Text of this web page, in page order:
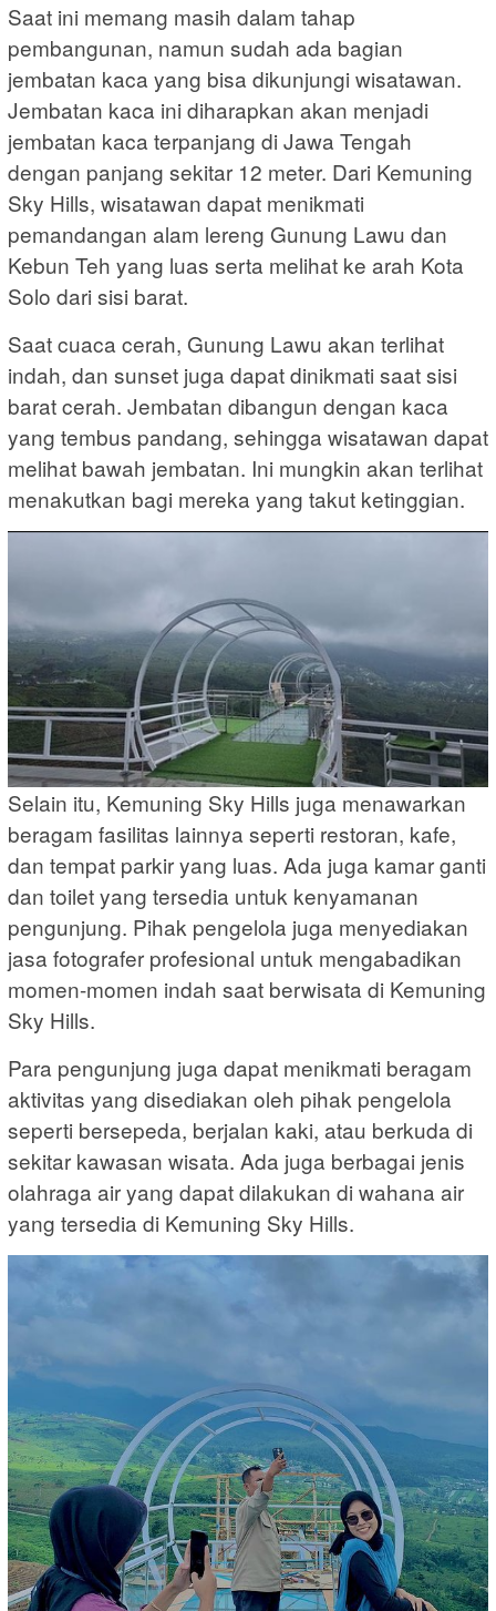
Saat ini memang masih dalam tahap
pembangunan, namun sudah ada bagian
jembatan kaca yang bisa dikunjungi wisatawan.
Jembatan kaca ini diharapkan akan menjadi
jembatan kaca terpanjang di Jawa Tengah
dengan panjang sekitar 12 meter. Dari Kemuning
Sky Hills, wisatawan dapat menikmati
pemandangan alam lereng Gunung Lawu dan
Kebun Teh yang luas serta melihat ke arah Kota
Solo dari sisi barat.
Saat cuaca cerah, Gunung Lawu akan terlihat
indah, dan sunset juga dapat dinikmati saat sisi
barat cerah. Jembatan dibangun dengan kaca
yang tembus pandang, sehingga wisatawan dapat
melihat bawah jembatan. Ini mungkin akan terlihat
menakutkan bagi mereka yang takut ketinggian.
Selain itu, Kemuning Sky Hills juga menawarkan
beragam fasilitas lainnya seperti restoran, kafe,
dan tempat parkir yang luas. Ada juga kamar ganti
dan toilet yang tersedia untuk kenyamanan
pengunjung. Pihak pengelola juga menyediakan
jasa fotografer profesional untuk mengabadikan
momen-momen indah saat berwisata di Kemuning
Sky Hills.
Para pengunjung juga dapat menikmati beragam
aktivitas yang disediakan oleh pihak pengelola
seperti bersepeda, berjalan kaki, atau berkuda di
sekitar kawasan wisata. Ada juga berbagai jenis
olahraga air yang dapat dilakukan di wahana air
yang tersedia di Kemuning Sky Hills.